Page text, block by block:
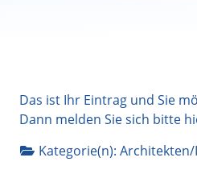
Das ist Ihr Eintrag und Sie
Dann melden Sie sich bitte
Kategorie(n):